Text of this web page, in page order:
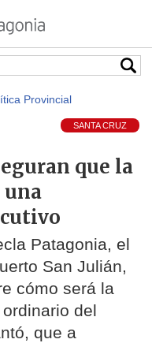
Provincial
SANTA CRUZ
que la
una
Patagonia, el
San Julián,
cómo será la
del
que a